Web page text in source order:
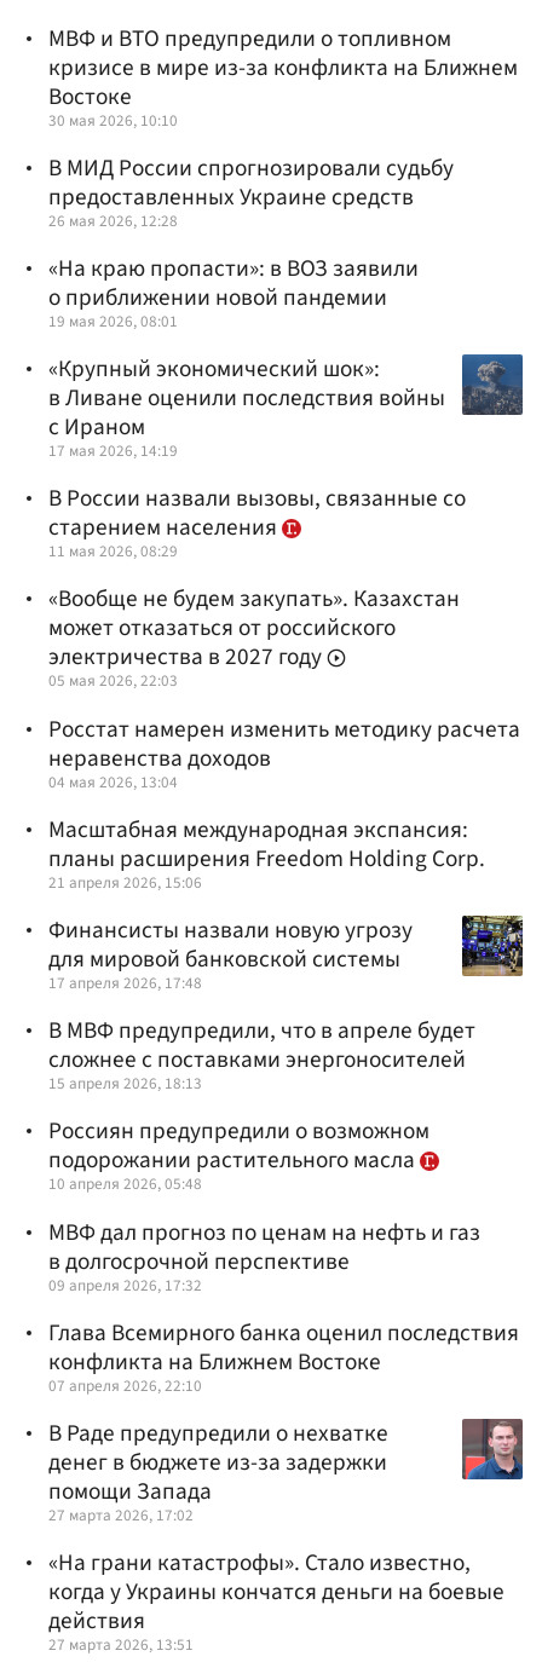
МВФ и ВТО предупредили о топливном
кризисе в мире из-за конфликта на Ближнем
Востоке
30 мая 2026, 10:10
В МИД России спрогнозировали судьбу
предоставленных Украине средств
26 мая 2026, 12:28
«На краю пропасти»: в ВОЗ заявили
о приближении новой пандемии
19 мая 2026, 08:01
«Крупный экономический шок»:
в Ливане оценили последствия войны
с Ираном
17 мая 2026, 14:19
В России назвали вызовы, связанные со
старением населения
11 мая 2026, 08:29
«Вообще не будем закупать». Казахстан
может отказаться от российского
электричества в 2027 году
05 мая 2026, 22:03
Росстат намерен изменить методику расчета
неравенства доходов
04 мая 2026, 13:04
Масштабная международная экспансия:
планы расширения Freedom Holding Corp.
21 апреля 2026, 15:06
Финансисты назвали новую угрозу
для мировой банковской системы
17 апреля 2026, 17:48
В МВФ предупредили, что в апреле будет
сложнее с поставками энергоносителей
15 апреля 2026, 18:13
Россиян предупредили о возможном
подорожании растительного масла
10 апреля 2026, 05:48
МВФ дал прогноз по ценам на нефть и газ
в долгосрочной перспективе
09 апреля 2026, 17:32
Глава Всемирного банка оценил последствия
конфликта на Ближнем Востоке
07 апреля 2026, 22:10
В Раде предупредили о нехватке
денег в бюджете из-за задержки
помощи Запада
27 марта 2026, 17:02
«На грани катастрофы». Стало известно,
когда у Украины кончатся деньги на боевые
действия
27 марта 2026, 13:51